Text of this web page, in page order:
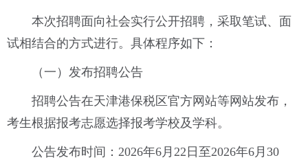
本次招聘面向社会实行公开招聘，采取笔试、面
试相结合的方式进行。具体程序如下：
（一）发布招聘公告
招聘公告在天津港保税区官方网站等网站发布，
考生根据报考志愿选择报考学校及学科。
公告发布时间：2026年6月22日至2026年6月30